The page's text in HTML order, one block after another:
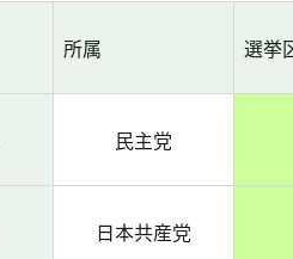
所属 選挙
民主党
日本共産党